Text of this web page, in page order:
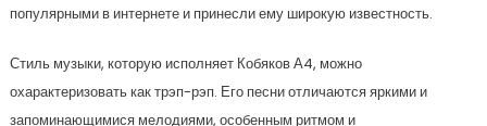
популярными в интернете и принесли ему широкую известность.
Стиль музыки, которую исполняет Кобяков А4, можно
охарактеризовать как трэп-рэп. Его песни отличаются яркими и
запоминающимися мелодиями, особенным ритмом и